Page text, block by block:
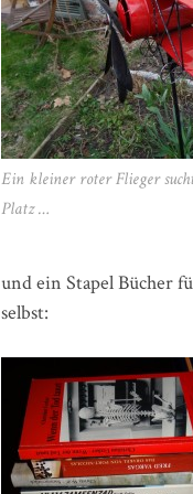
Ein kleiner roter Flieger
Platz …
und ein Stapel Bücher
selbst: